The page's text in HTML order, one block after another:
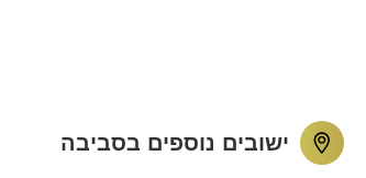
ישובים נוספים בסביבה